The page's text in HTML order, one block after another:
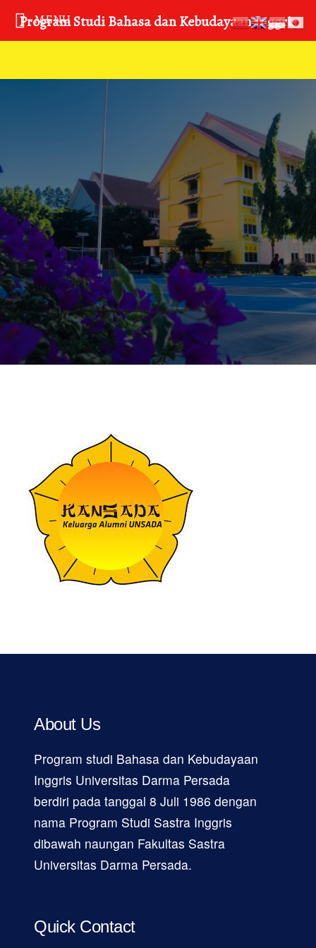
Program Studi Bahasa Dan
Kebudayaan Inggris
About Us
Program studi Bahasa dan Kebudayaan
Inggris Universitas Darma Persada
berdiri pada tanggal 8 Juli 1986 dengan
nama Program Studi Sastra Inggris
dibawah naungan Fakultas Sastra
Universitas Darma Persada.
Quick Contact
MENU
Program Studi Bahasa dan Kebudayaan Inggris